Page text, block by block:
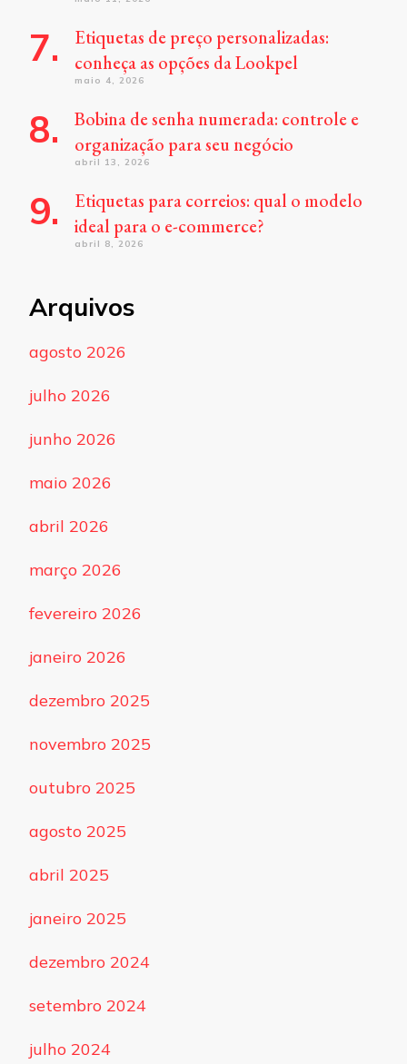
Etiquetas de preço personalizadas:
conheça as opções da Lookpel
maio 4, 2026
Bobina de senha numerada: controle e
organização para seu negócio
abril 13, 2026
Etiquetas para correios: qual o modelo
ideal para o e-commerce?
abril 8, 2026
Arquivos
agosto 2026
julho 2026
junho 2026
maio 2026
abril 2026
março 2026
fevereiro 2026
janeiro 2026
dezembro 2025
novembro 2025
outubro 2025
agosto 2025
abril 2025
janeiro 2025
dezembro 2024
setembro 2024
julho 2024